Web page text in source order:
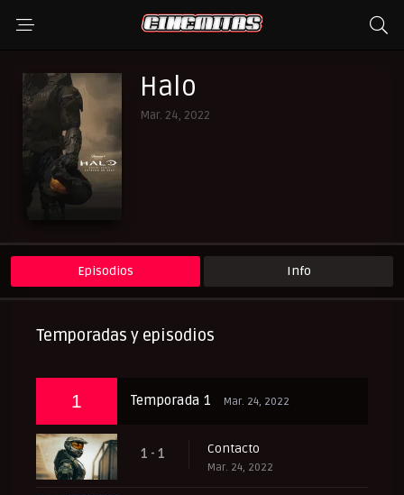
Halo
Mar. 24, 2022
Episodios Info
Temporadas y episodios
1 Temporada 1 Mar. 24, 2022
1 - 1 Contacto
Mar. 24, 2022